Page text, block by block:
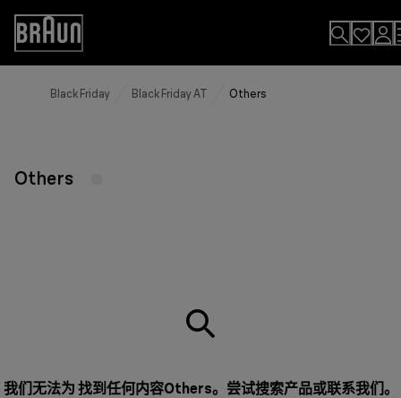
Skip
Content
Accessibility
Statement
Black Friday Black Friday AT Others
Others
我们无法为 找到任何内容Others。尝试搜索产品或联系我们。